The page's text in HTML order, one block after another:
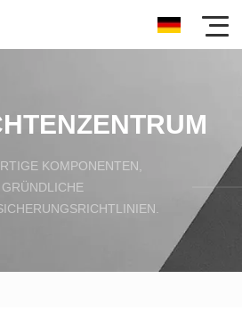
KOMPONENTEN,
GRÜNDLICHE